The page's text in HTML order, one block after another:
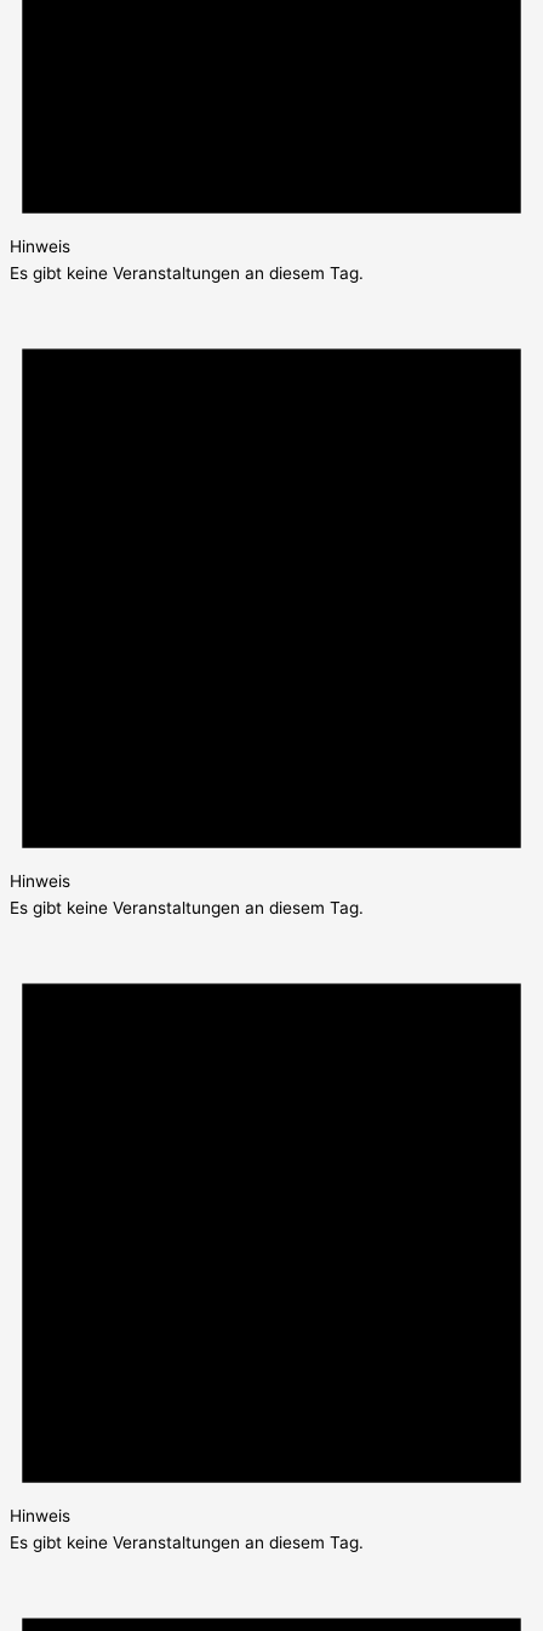
Hinweis
Es gibt keine Veranstaltungen an diesem Tag.
Hinweis
Es gibt keine Veranstaltungen an diesem Tag.
Hinweis
Es gibt keine Veranstaltungen an diesem Tag.